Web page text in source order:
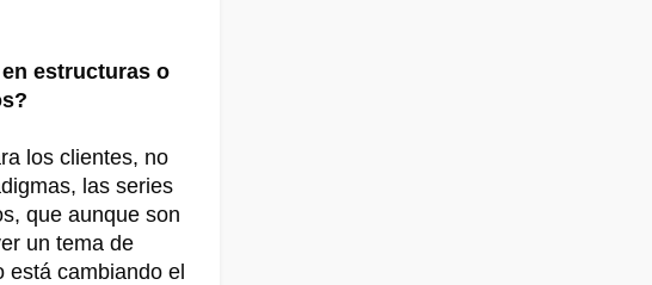
estructuras o
los clientes, no
las series
que aunque son
un tema de
está cambiando el